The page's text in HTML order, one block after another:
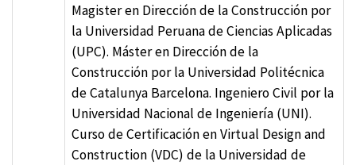
Magister en Dirección de la Construcción por
la Universidad Peruana de Ciencias Aplicadas
(UPC). Máster en Dirección de la
Construcción por la Universidad Politécnica
de Catalunya Barcelona. Ingeniero Civil por la
Universidad Nacional de Ingeniería (UNI).
Curso de Certificación en Virtual Design and
Construction (VDC) de la Universidad de